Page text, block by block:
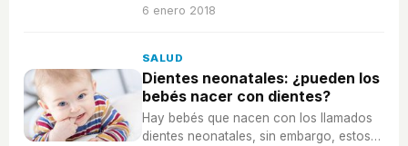
que hay que tener ciertas precauciones,
6 enero 2018
SALUD
Dientes neonatales: ¿pueden los
bebés nacer con dientes?
Hay bebés que nacen con los llamados
dientes neonatales, sin embargo, estos